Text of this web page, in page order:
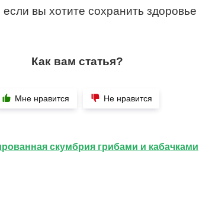
вы хотите сохранить
Как вам статья?
Мне нравится Не нравится
скумбрия грибами и кабачками